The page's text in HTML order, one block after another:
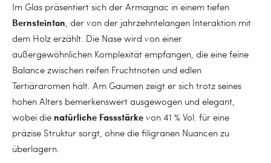
Im Glas präsentiert sich der Armagnac in einem tiefen
Bernsteinton, der von der jahrzehntelangen Interaktion mit
dem Holz erzählt. Die Nase wird von einer
außergewöhnlichen Komplexität empfangen, die eine feine
Balance zwischen reifen Fruchtnoten und edlen
Tertiäraromen hält. Am Gaumen zeigt er sich trotz seines
hohen Alters bemerkenswert ausgewogen und elegant,
wobei die natürliche Fassstärke von 41 % Vol. für eine
präzise Struktur sorgt, ohne die filigranen Nuancen zu
überlagern.